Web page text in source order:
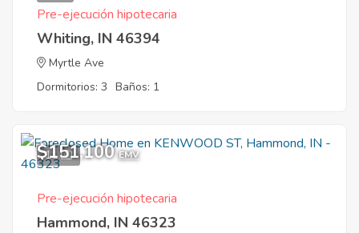
Pre-ejecución hipotecaria
Whiting, IN 46394
Myrtle Ave
Dormitorios: 3 Baños: 1
11
$151,100 EMV
Pre-ejecución hipotecaria
Hammond, IN 46323